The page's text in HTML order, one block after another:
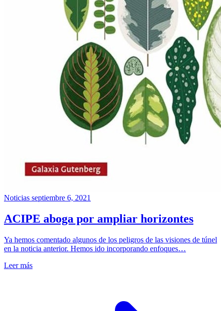
Noticias septiembre 6, 2021
ACIPE aboga por ampliar horizontes
Ya hemos comentado algunos de los peligros de las visiones de túnel
en la noticia anterior. Hemos ido incorporando enfoques…
Leer más